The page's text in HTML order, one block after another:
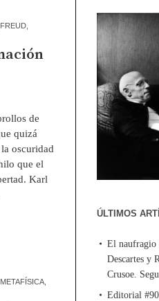
FREUD,
de
quizá
oscuridad
que el
Karl
METAFÍSICA,
ÚLTIMOS
El naufragio
Descartes y
Crusoe.
Editorial #90